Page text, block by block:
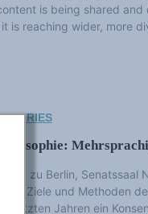
is being shared
is reaching wider, more
zu Berlin, Senatssaal
Ziele und Methoden
letzten Jahren ein